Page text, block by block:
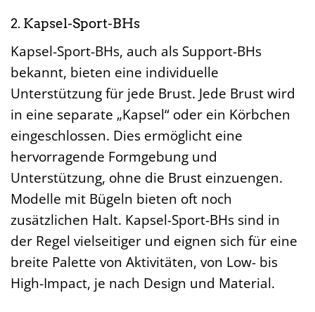
2. Kapsel-Sport-BHs
Kapsel-Sport-BHs, auch als Support-BHs
bekannt, bieten eine individuelle
Unterstützung für jede Brust. Jede Brust wird
in eine separate „Kapsel“ oder ein Körbchen
eingeschlossen. Dies ermöglicht eine
hervorragende Formgebung und
Unterstützung, ohne die Brust einzuengen.
Modelle mit Bügeln bieten oft noch
zusätzlichen Halt. Kapsel-Sport-BHs sind in
der Regel vielseitiger und eignen sich für eine
breite Palette von Aktivitäten, von Low- bis
High-Impact, je nach Design und Material.